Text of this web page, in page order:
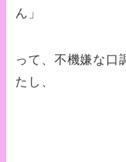
ん」
って、不機嫌な口
たし、